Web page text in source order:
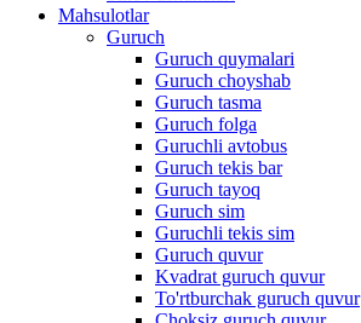
Mahsulotlar
Guruch
Guruch quymalari
Guruch choyshab
Guruch tasma
Guruch folga
Guruchli avtobus
Guruch tekis bar
Guruch tayoq
Guruch sim
Guruchli tekis sim
Guruch quvur
Kvadrat guruch quvur
To'rtburchak guruch quvur